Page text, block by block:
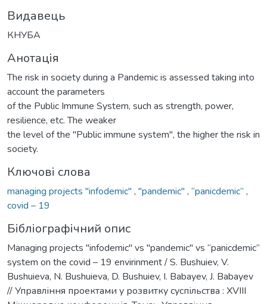
Видавець
КНУБА
Анотація
The risk in society during a Pandemic is assessed taking into
account the parameters
of the Public Immune System, such as strength, power,
resilience, etc. The weaker
the level of the "Public immune system", the higher the risk in
society.
Ключові слова
managing projects "infodemic" , "pandemic" , “panicdemic” ,
covid – 19
Бібліографічний опис
Managing projects "infodemic" vs "pandemic" vs “panicdemic”
system on the covid – 19 envirinment / S. Bushuiev, V.
Bushuieva, N. Bushuieva, D. Bushuiev, I. Babayev, J. Babayev
// Управління проектами у розвитку суспільства : XVIII